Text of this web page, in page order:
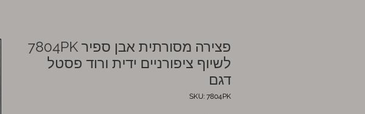
7804PK פצירה מסורתית אבן ספיר
לשיוף ציפורניים ידית ורוד פסטל
דגם
SKU: 7804PK